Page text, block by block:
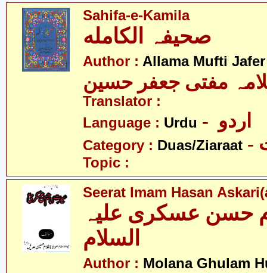
Sahifa-e-Kamila
صحیفہ الکامله
Author : Allama Mufti
مفتی جعفر حسین
Translator :
Language : Urdu
Category : Duas/Ziaraat
Topic :
Seerat Imam Hasan
حسن عسکری علیہ
Author : Molana Ghulam